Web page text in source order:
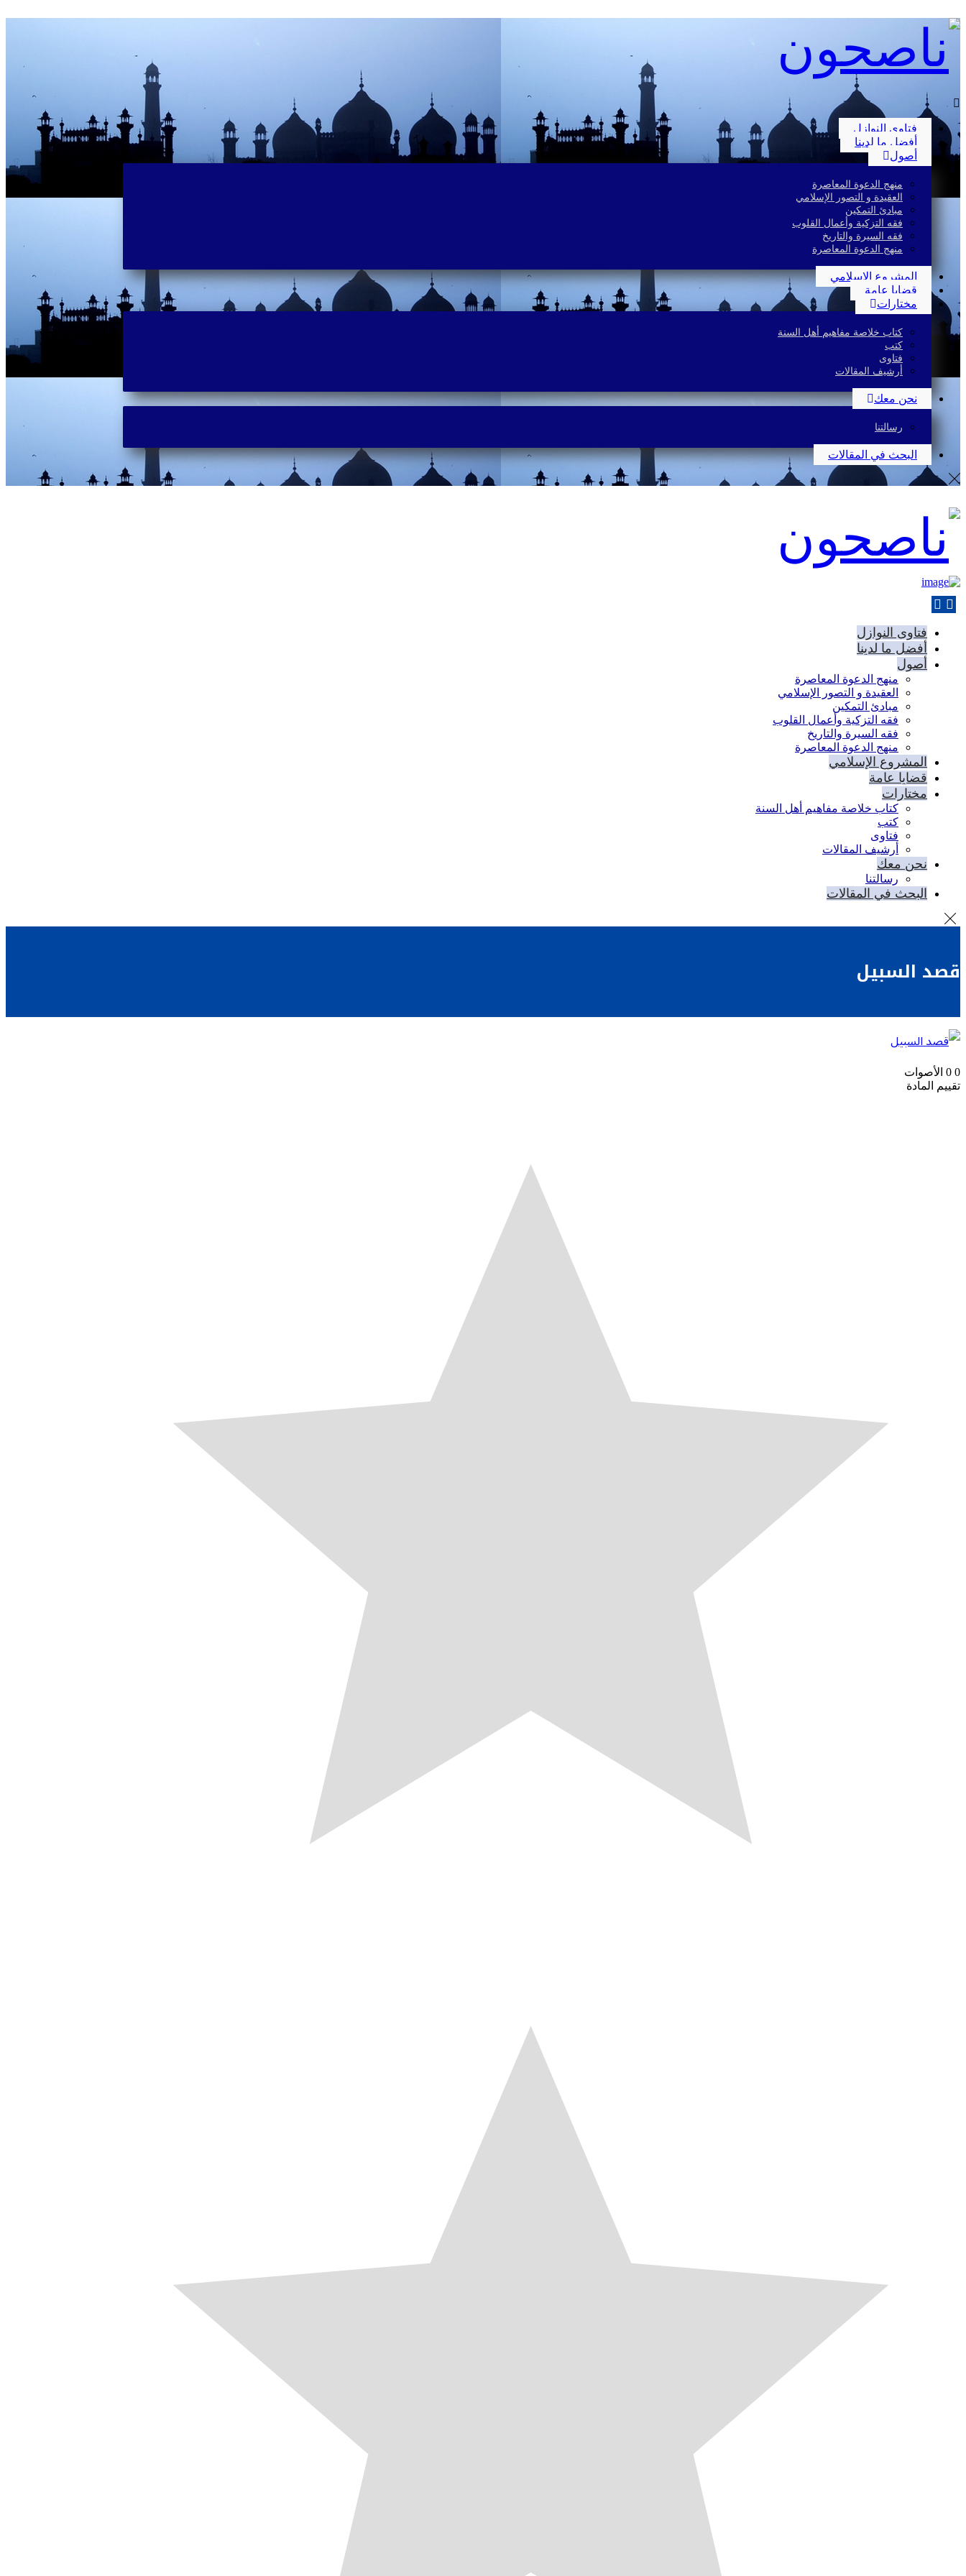
فتاوى النوازل
أفضل ما لدينا
أصول
منهج الدعوة المعاصرة
العقيدة و التصور الإسلامي
مبادئ التمكين
فقه التزكية وأعمال القلوب
فقه السيرة والتاريخ
منهج الدعوة المعاصرة
المشروع الإسلامي
قضايا عامة
مختارات
كتاب خلاصة مفاهيم أهل السنة
كتب
فتاوى
أرشيف المقالات
نحن معك
رسالتنا
البحث في المقالات
فتاوى النوازل
أفضل ما لدينا
أصول
منهج الدعوة المعاصرة
العقيدة و التصور الإسلامي
مبادئ التمكين
فقه التزكية وأعمال القلوب
فقه السيرة والتاريخ
منهج الدعوة المعاصرة
المشروع الإسلامي
قضايا عامة
مختارات
كتاب خلاصة مفاهيم أهل السنة
كتب
فتاوى
أرشيف المقالات
نحن معك
رسالتنا
البحث في المقالات
قصد السبيل
0
0 الأصوات
تقييم المادة